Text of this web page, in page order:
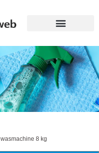
wasmachine 8 kg